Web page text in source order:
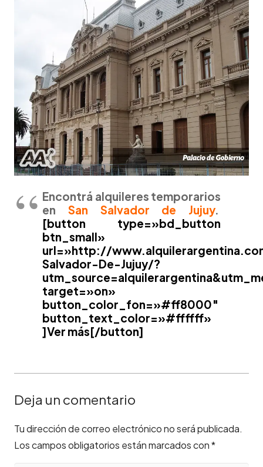
Encontrá alquileres temporarios
en San Salvador de Jujuy.
[button type=»bd_button
btn_small»
url=»http://
Salvador-De-Jujuy/?
target=»on»
button_color_fon=»#ff8000″
button_text_color=»#ffffff»
]Ver más[/button]
Deja un comentario
Tu dirección de correo electrónico no será publicada.
Los campos obligatorios están marcados con*